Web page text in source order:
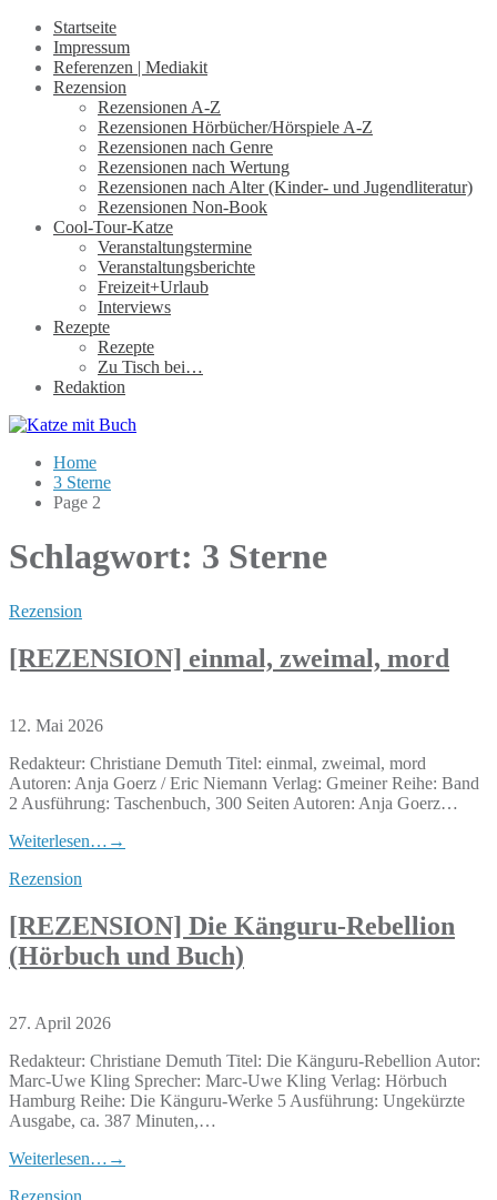
Startseite
Impressum
Referenzen | Mediakit
Rezension
Rezensionen A-Z
Rezensionen Hörbücher/Hörspiele A-Z
Rezensionen nach Genre
Rezensionen nach Wertung
Rezensionen nach Alter (Kinder- und Jugendliteratur)
Rezensionen Non-Book
Cool-Tour-Katze
Veranstaltungstermine
Veranstaltungsberichte
Freizeit+Urlaub
Interviews
Rezepte
Rezepte
Zu Tisch bei…
Redaktion
Home
3 Sterne
Page 2
Schlagwort: 3 Sterne
Rezension
[REZENSION] einmal, zweimal, mord
12. Mai 2026
Redakteur: Christiane Demuth Titel: einmal, zweimal, mord
Autoren: Anja Goerz / Eric Niemann Verlag: Gmeiner Reihe: Band
2 Ausführung: Taschenbuch, 300 Seiten Autoren: Anja Goerz…
Weiterlesen… →
Rezension
[REZENSION] Die Känguru-Rebellion
(Hörbuch und Buch)
27. April 2026
Redakteur: Christiane Demuth Titel: Die Känguru-Rebellion Autor:
Marc-Uwe Kling Sprecher: Marc-Uwe Kling Verlag: Hörbuch
Hamburg Reihe: Die Känguru-Werke 5 Ausführung: Ungekürzte
Ausgabe, ca. 387 Minuten,…
Weiterlesen… →
Rezension